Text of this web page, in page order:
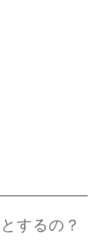
するの？